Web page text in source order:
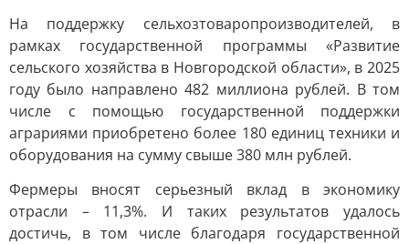
На поддержку сельхозтоваропроизводителей, в
рамках государственной программы «Развитие
сельского хозяйства в Новгородской области», в 2025
году было направлено 482 миллиона рублей. В том
числе с помощью государственной поддержки
аграриями приобретено более 180 единиц техники и
оборудования на сумму свыше 380 млн рублей.
Фермеры вносят серьезный вклад в экономику
отрасли – 11,3%. И таких результатов удалось
достичь, в том числе благодаря государственной